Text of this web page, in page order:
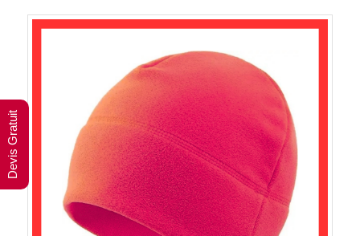
Devis Gratuit